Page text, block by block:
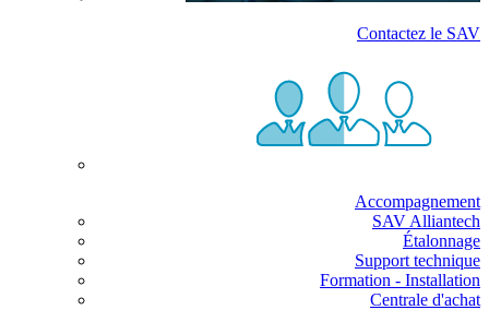
Contactez le SAV
Accompagnement
SAV Alliantech
Étalonnage
Support technique
Formation - Installation
Centrale d'achat